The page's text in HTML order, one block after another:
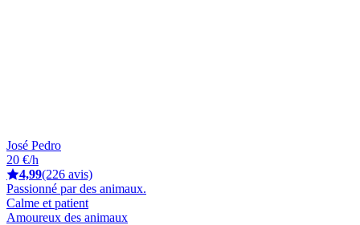
José Pedro
20 €/h
4,99(226 avis)
Passionné par des animaux.
Calme et patient
Amoureux des animaux